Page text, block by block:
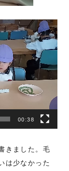
00:38
きました。毛
は少なかった